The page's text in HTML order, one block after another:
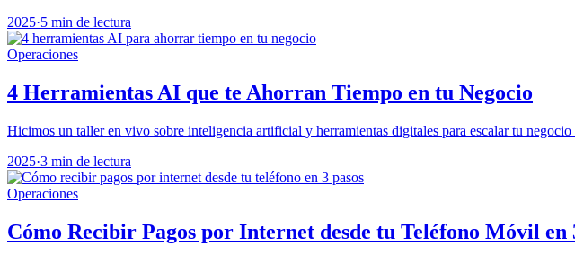
2025·5 min de lectura
Operaciones
4 Herramientas AI que te Ahorran Tiempo en tu Negocio
Hicimos un taller en vivo sobre inteligencia artificial y herramientas digitales para escalar tu
2025·3 min de lectura
Operaciones
Cómo Recibir Pagos por Internet desde tu Teléfono Móvil en